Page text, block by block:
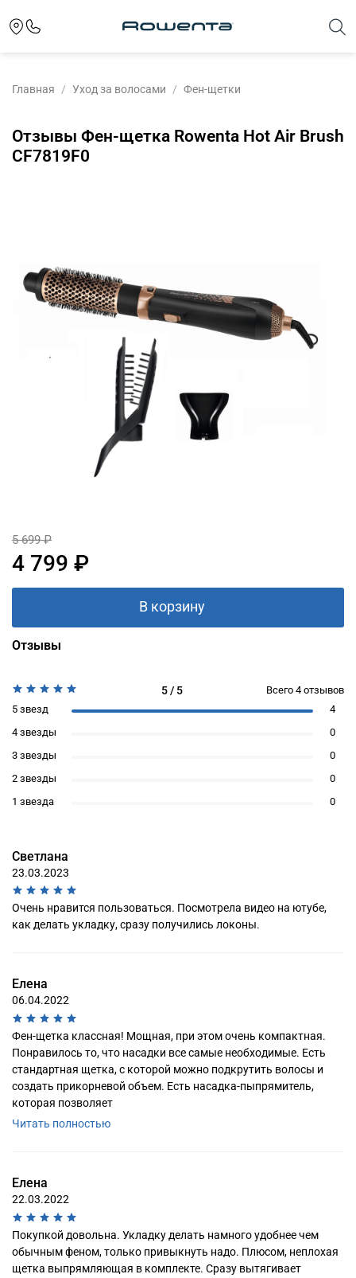
Главная Уход за волосами Фен-щетки
Отзывы Фен-щетка Rowenta Hot Air Brush
CF7819F0
5 699 ₽
4 799 ₽
В корзину
Отзывы
Светлана
23.03.2023
Очень нравится пользоваться. Посмотрела видео на ютубе,
как делать укладку, сразу получились локоны.
Елена
06.04.2022
Фен-щетка классная! Мощная, при этом очень компактная.
Понравилось то, что насадки все самые необходимые. Есть
стандартная щетка, с которой можно подкрутить волосы и
создать прикорневой объем. Есть насадка-пыпрямитель,
которая позволяет
Читать полностью
Елена
22.03.2022
Покупкой довольна. Укладку делать намного удобнее чем
обычным феном, только привыкнуть надо. Плюсом, неплохая
щетка выпрямляющая в комплекте. Сразу вытягивает
5 / 5 Всего 4 отзывов
5 звезд
4
4 звезды
0
3 звезды
0
2 звезды
0
1 звезда
0